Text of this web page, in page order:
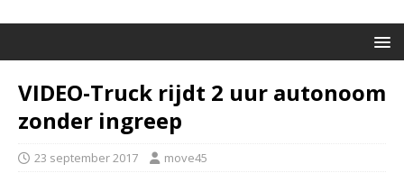
VIDEO-Truck rijdt 2 uur autonoom
zonder ingreep
23 september 2017 move45